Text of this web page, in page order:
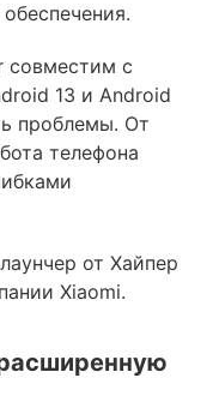
совместим с
13 и Android
проблемы. От
телефона
от Хайпер
Xiaomi.